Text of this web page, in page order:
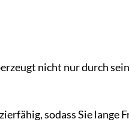
nicht nur durch
sodass Sie lange